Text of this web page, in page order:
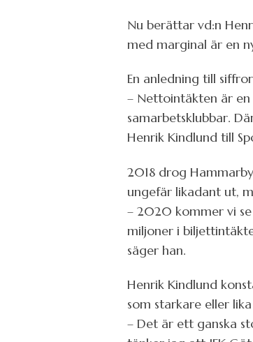
Nu berättar vd:n
med marginal är en
En anledning till
– Nettointäkten är
samarbetsklubbar.
Henrik Kindlund till
2018 drog
ungefär likadant ut,
– 2020 kommer vi se
miljoner i
säger han.
Henrik Kindlund
som starkare eller
– Det är ett ganska